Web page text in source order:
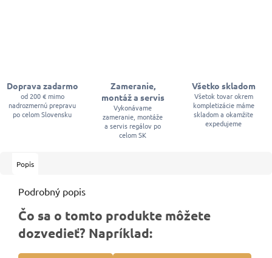
Doprava zadarmo
od 200 € mimo
nadrozmernú prepravu
po celom Slovensku
Zameranie,
montáž a servis
Vykonávame
zameranie, montáže
a servis regálov po
celom SK
Všetko skladom
Všetok tovar okrem
kompletizácie máme
skladom a okamžite
expedujeme
Popis
Podrobný popis
Čo sa o tomto produkte môžete
dozvedieť? Napríklad: